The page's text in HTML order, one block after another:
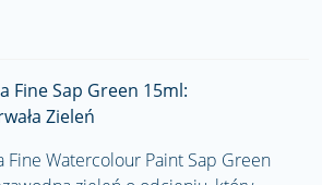
Fine Sap Green 15ml:
Zieleń
Fine Watercolour Paint Sap Green